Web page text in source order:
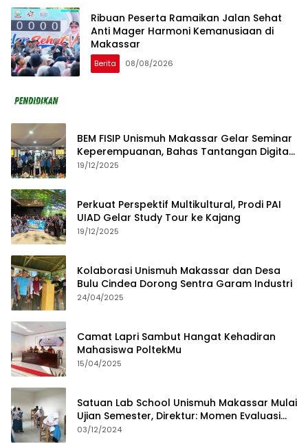
Ribuan Peserta Ramaikan Jalan Sehat
Anti Mager Harmoni Kemanusiaan di
Makassar
Berita 08/08/2026
BEM FISIP Unismuh Makassar Gelar Seminar
Keperempuanan, Bahas Tantangan Digital
dan Budaya Lokal
19/12/2025
Perkuat Perspektif Multikultural, Prodi PAI
UIAD Gelar Study Tour ke Kajang
19/12/2025
Kolaborasi Unismuh Makassar dan Desa
Bulu Cindea Dorong Sentra Garam Industri
24/04/2025
Camat Lapri Sambut Hangat Kehadiran
Mahasiswa PoltekMu
15/04/2025
Satuan Lab School Unismuh Makassar Mulai
Ujian Semester, Direktur: Momen Evaluasi
Proses Pembelajaran
03/12/2024